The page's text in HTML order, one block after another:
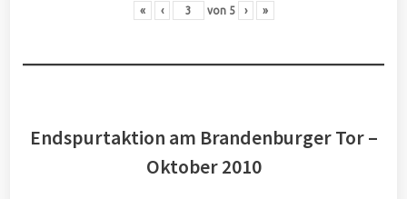
« ‹ von 5 › »
Endspurtaktion am Brandenburger Tor –
Oktober 2010